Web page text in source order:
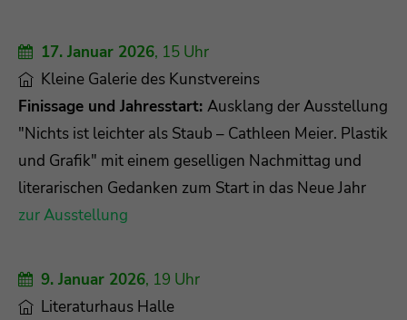
17. Januar 2026, 15 Uhr
Kleine Galerie des Kunstvereins
Finissage und Jahresstart: Ausklang der Ausstellung
"Nichts ist leichter als Staub – Cathleen Meier. Plastik
und Grafik" mit einem geselligen Nachmittag und
literarischen Gedanken zum Start in das Neue Jahr
zur Ausstellung
9. Januar 2026, 19 Uhr
Literaturhaus Halle